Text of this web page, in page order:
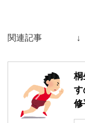
関連記事 ↓
桐
す
修